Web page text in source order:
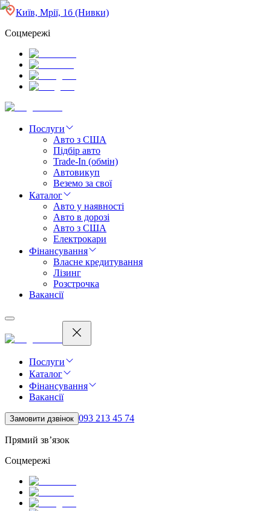
Київ, Мрії, 1б (Нивки)
Соцмережі
Послуги
Авто з США
Підбір авто
Trade-In (обмін)
Автовикуп
Веземо за свої
Каталог
Авто у наявності
Авто в дорозі
Авто з США
Електрокари
Фінансування
Власне кредитування
Лізинг
Розстрочка
Вакансії
Послуги
Каталог
Фінансування
Вакансії
Замовити дзвінок 093 213 45 74
Прямий зв’язок
Соцмережі